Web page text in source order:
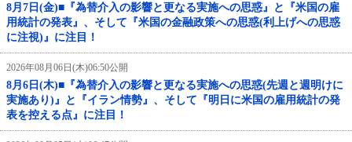
8月7日(金)■『為替介入の影響と更なる実施への思惑』と『米国の雇
用統計の発表』、そして『米国の金融政策への思惑(利上げへの思惑
に注視)』に注目！
2026年08月06日(木)06:50公開
8月6日(木)■『為替介入の影響と更なる実施への思惑(先週と週明けに
実施あり)』と『イラン情勢』、そして『明日に米国の雇用統計の発
表を控える点』に注目！